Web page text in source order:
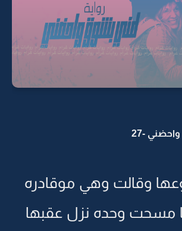
-27
وقالت وهي موقادره
وحده نزل عقبها